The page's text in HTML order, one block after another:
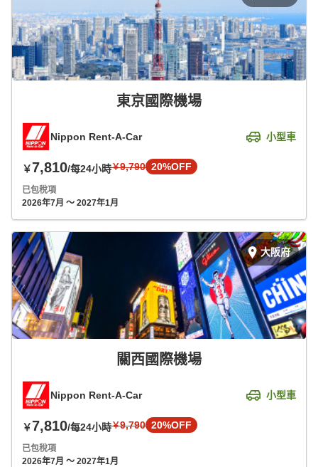
東京國際機場
Nippon Rent-A-Car 小型車
￥7,810/每24小時￥9,790 20%OFF
已包稅項
2026年7月 ～ 2027年1月
大阪府
關西國際機場
Nippon Rent-A-Car 小型車
￥7,810/每24小時￥9,790 20%OFF
已包稅項
2026年7月 ～ 2027年1月